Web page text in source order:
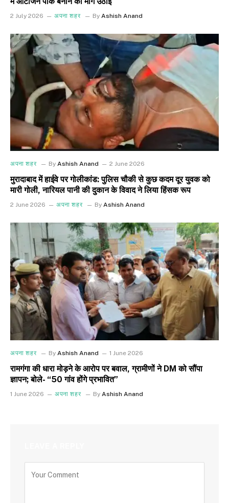
2 July 2026 अपना शहर By Ashish Anand
अपना शहर By Ashish Anand 2 June 2026
मुरादाबाद में हाईवे पर गोलीकांड: पुलिस चौकी से कुछ कदम दूर युवक को
मारी गोली, नारियल पानी की दुकान के विवाद ने लिया हिंसक रूप
2 June 2026 अपना शहर By Ashish Anand
अपना शहर By Ashish Anand 1 June 2026
रामगंगा की धारा मोड़ने के आरोप पर बवाल, ग्रामीणों ने DM को सौंपा
ज्ञापन; बोले- “50 गांव होंगे प्रभावित”
1 June 2026 अपना शहर By Ashish Anand